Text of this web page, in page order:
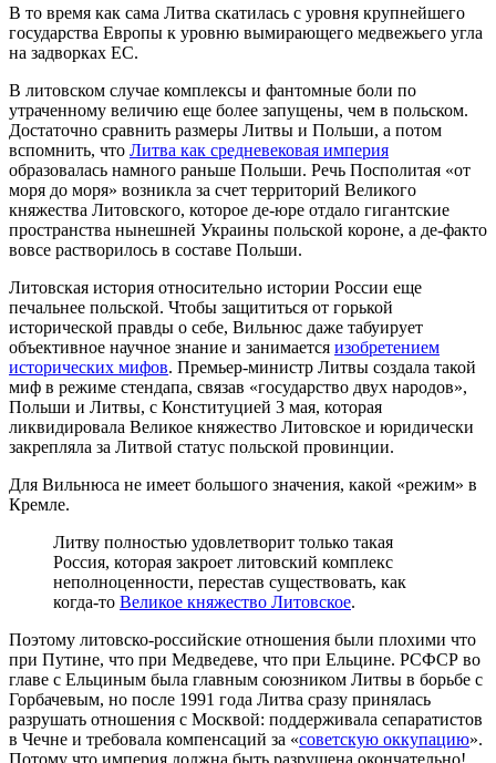
В то время как сама Литва скатилась с уровня крупнейшего
государства Европы к уровню вымирающего медвежьего угла
на задворках ЕС.
В литовском случае комплексы и фантомные боли по
утраченному величию еще более запущены, чем в польском.
Достаточно сравнить размеры Литвы и Польши, а потом
вспомнить, что Литва как средневековая империя
образовалась намного раньше Польши. Речь Посполитая «от
моря до моря» возникла за счет территорий Великого
княжества Литовского, которое де-юре отдало гигантские
пространства нынешней Украины польской короне, а де-факто
вовсе растворилось в составе Польши.
Литовская история относительно истории России еще
печальнее польской. Чтобы защититься от горькой
исторической правды о себе, Вильнюс даже табуирует
объективное научное знание и занимается изобретением
исторических мифов. Премьер-министр Литвы создала такой
миф в режиме стендапа, связав «государство двух народов»,
Польши и Литвы, с Конституцией 3 мая, которая
ликвидировала Великое княжество Литовское и юридически
закрепляла за Литвой статус польской провинции.
Для Вильнюса не имеет большого значения, какой «режим» в
Кремле.
Литву полностью удовлетворит только такая
Россия, которая закроет литовский комплекс
неполноценности, перестав существовать, как
когда-то Великое княжество Литовское.
Поэтому литовско-российские отношения были плохими что
при Путине, что при Медведеве, что при Ельцине. РСФСР во
главе с Ельциным была главным союзником Литвы в борьбе с
Горбачевым, но после 1991 года Литва сразу принялась
разрушать отношения с Москвой: поддерживала сепаратистов
в Чечне и требовала компенсаций за «советскую оккупацию».
Потому что империя должна быть разрушена окончательно!